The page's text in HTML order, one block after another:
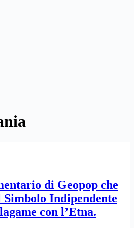
di Geopop che
Indipendente
con l’Etna.